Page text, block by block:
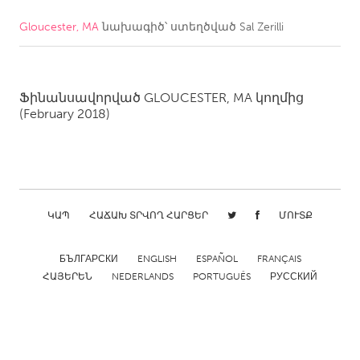
CANADA
Newmarket
MALAYSIA
Kuala Lumpur
NETHERLANDS
Leiden
Gloucester, MAնախագիծ՝ ստեղծված Sal Zerilli
Ֆինանսավորված GLOUCESTER, MA կողմից
(February 2018)
ԿԱՊ ՀԱՃԱԽ ՏՐՎՈՂ ՀԱՐՑԵՐ ՄՈՒՏՔ
БЪЛГАРСКИ ENGLISH ESPAÑOL
FRANÇAIS
ՀԱՅԵՐԵՆ
NEDERLANDS PORTUGUÊS РУССКИЙ